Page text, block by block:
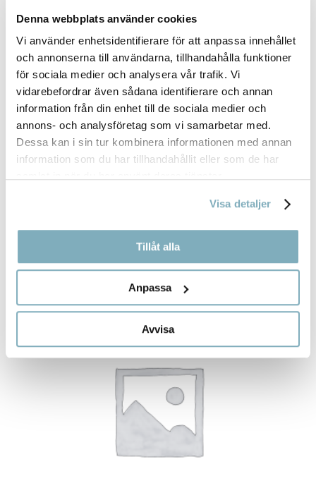
Denna webbplats använder cookies
Vi använder enhetsidentifierare för att anpassa innehållet
och annonserna till användarna, tillhandahålla funktioner
för sociala medier och analysera vår trafik. Vi
vidarebefordrar även sådana identifierare och annan
information från din enhet till de sociala medier och
annons- och analysföretag som vi samarbetar med.
Dessa kan i sin tur kombinera informationen med annan
information som du har tillhandahållit eller som de har
Visa detaljer
Tillåt alla
Anpassa
Avvisa
VECKA 33 10/8 - 14/8(19)